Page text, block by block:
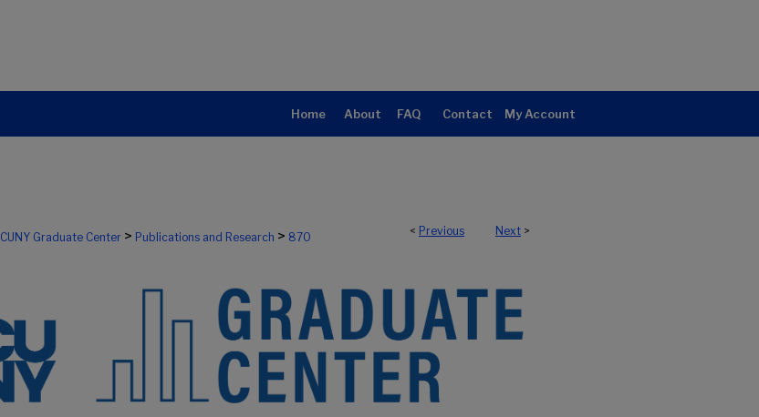
Home About FAQ Contact My Account
< Previous Next >
CUNY Graduate Center > Publications and Research > 870